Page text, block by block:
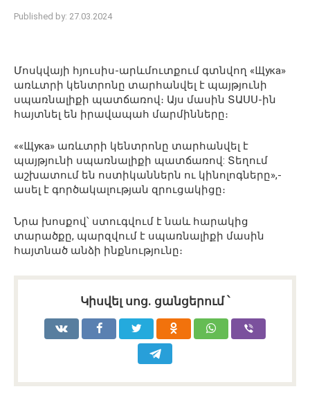
Published by: 27.03.2024
Մոսկվայի հյուսիս-արևմուտքում գտնվող «Щука»
առևտրի կենտրոնը տարհանվել է պայթյունի
սպառնալիքի պատճառով։ Այս մասին ՏԱՍՍ-ին
հայտնել են իրավապահ մարմինները։
««Щука» առևտրի կենտրոնը տարհանվել է
պայթյունի սպառնալիքի պատճառով: Տեղում
աշխատում են ոստիկաններն ու կինոլոգները»,-
ասել է գործակալության զրուցակիցը։
Նրա խոսքով՝ ստուգվում է նաև հարակից
տարածքը, պարզվում է սպառնալիքի մասին
հայտնած անձի ինքնությունը։
Կիսվել սոց․ ցանցերում ՝